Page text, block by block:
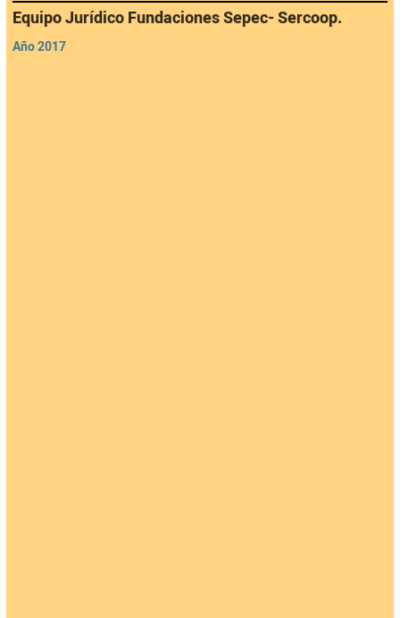
Equipo Jurídico Fundaciones Sepec- Sercoop.
Año 2017